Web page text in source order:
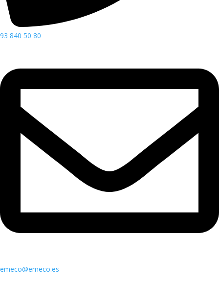
93 840 50 80
emeco@emeco.es